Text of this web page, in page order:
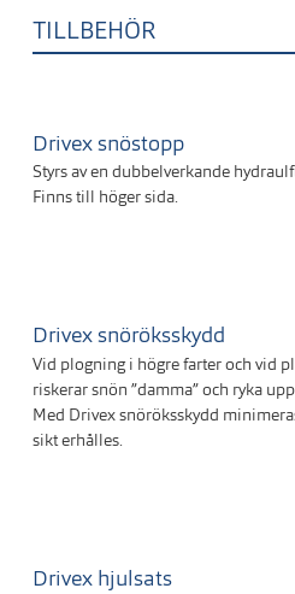
TILLBEHÖR
Drivex snöstopp
Styrs av en dubbelverkande
Finns till höger sida.
Drivex snöröksskydd
Vid plogning i högre farter och vid
riskerar snön ”damma” och ryka
Med Drivex snöröksskydd
sikt erhålles.
Drivex hjulsats